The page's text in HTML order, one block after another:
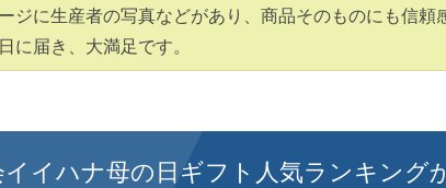
ジに生産者の写真などがあり、商品そのものにも信頼
に届き、大満足です。
イイハナ母の日ギフト人気ランキング